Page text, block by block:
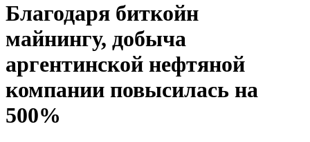
Благодаря биткойн
майнингу, добыча
аргентинской нефтяной
компании повысилась на
500%